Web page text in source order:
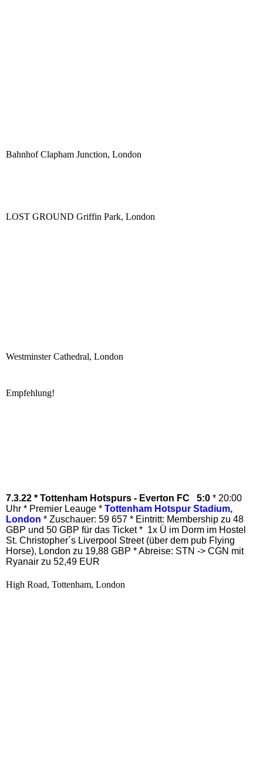
Bahnhof Clapham Junction, London
LOST GROUND Griffin Park, London
Westminster Cathedral, London
Empfehlung!
7.3.22 * Tottenham Hotspurs - Everton FC 5:0 * 20:00
Uhr * Premier Leauge * Tottenham Hotspur Stadium,
London * Zuschauer: 59 657 * Eintritt: Membership zu 48
GBP und 50 GBP für das Ticket * 1x Ü im Dorm im Hostel
St. Christopher´s Liverpool Street (über dem pub Flying
Horse), London zu 19,88 GBP * Abreise: STN -> CGN mit
Ryanair zu 52,49 EUR
High Road, Tottenham, London